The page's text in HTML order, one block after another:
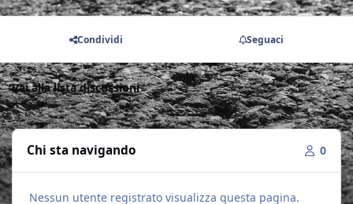
Condividi Seguaci
Vai alla lista discussioni
Chi sta navigando 0
Nessun utente registrato visualizza questa pagina.